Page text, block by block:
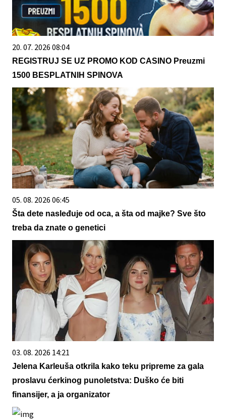
20. 07. 2026 08:04
REGISTRUJ SE UZ PROMO KOD CASINO Preuzmi
1500 BESPLATNIH SPINOVA
05. 08. 2026 06:45
Šta dete nasleđuje od oca, a šta od majke? Sve što
treba da znate o genetici
03. 08. 2026 14:21
Jelena Karleuša otkrila kako teku pripreme za gala
proslavu ćerkinog punoletstva: Duško će biti
finansijer, a ja organizator